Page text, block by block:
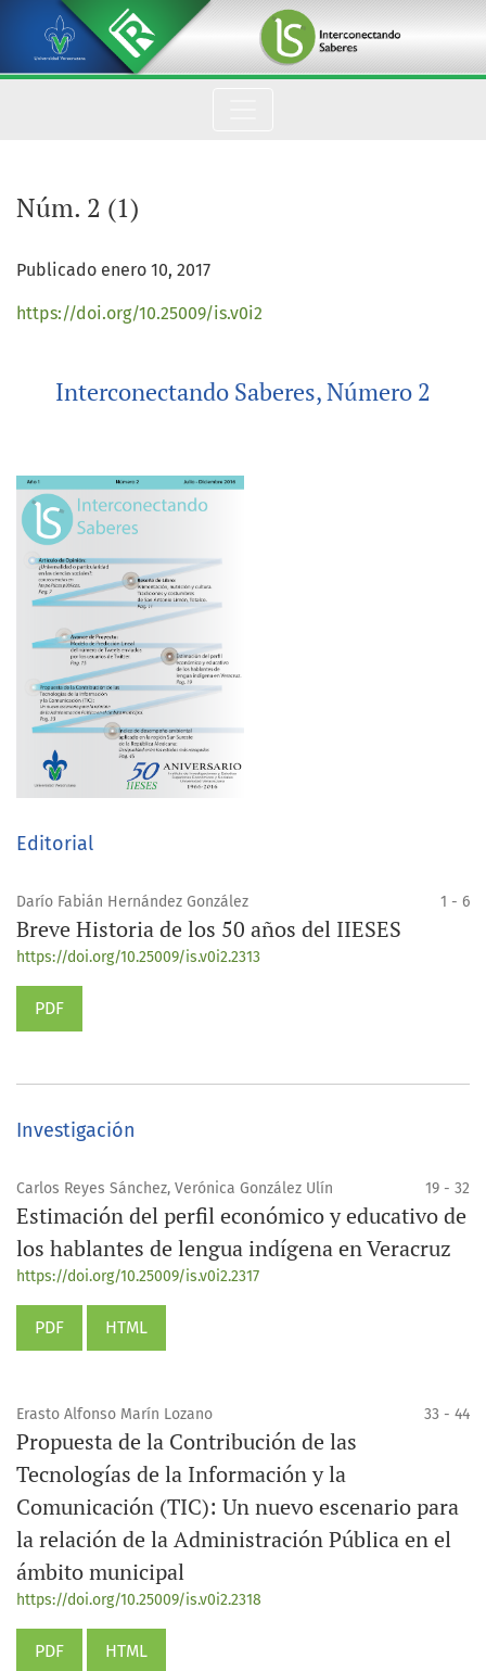
Núm. 2 (1)
Núm. 2 (1)
Publicado enero 10, 2017
https://doi.org/10.25009/is.v0i2
Interconectando Saberes, Número 2
Editorial
Darío Fabián Hernández González 1 - 6
Breve Historia de los 50 años del IIESES
https://doi.org/10.25009/is.v0i2.2313
PDF
Investigación
Carlos Reyes Sánchez, Verónica González Ulín 19 - 32
Estimación del perfil económico y educativo de
los hablantes de lengua indígena en Veracruz
https://doi.org/10.25009/is.v0i2.2317
PDF HTML
Erasto Alfonso Marín Lozano 33 - 44
Propuesta de la Contribución de las
Tecnologías de la Información y la
Comunicación (TIC): Un nuevo escenario para
la relación de la Administración Pública en el
ámbito municipal
https://doi.org/10.25009/is.v0i2.2318
PDF HTML